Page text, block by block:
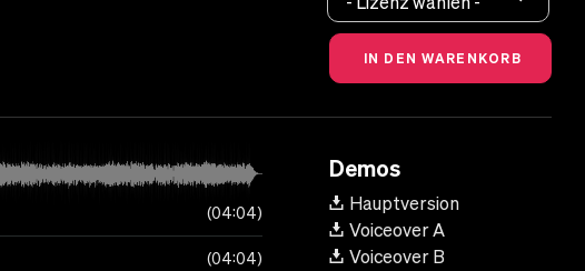
04:04
04:04
Demos
Hauptversion
Voiceover A
Voiceover B